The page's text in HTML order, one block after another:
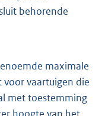
behorende
maximale
vaartuigen die
met toestemming